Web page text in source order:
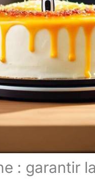
: garantir